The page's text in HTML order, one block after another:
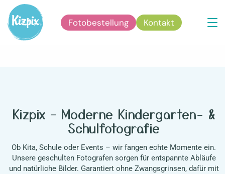
Fotobestellung Kontakt
Kizpix – Moderne Kindergarten- &
Schulfotografie
Ob Kita, Schule oder Events – wir fangen echte Momente ein.
Unsere geschulten Fotografen sorgen für entspannte Abläufe
und natürliche Bilder. Garantiert ohne Zwangsgrinsen, dafür mit